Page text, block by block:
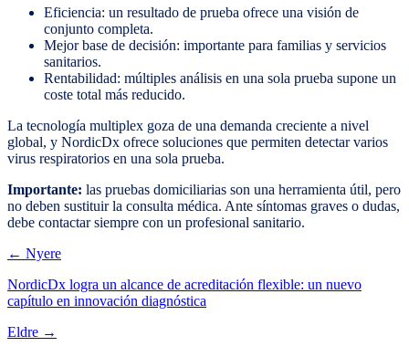
Eficiencia: un resultado de prueba ofrece una visión de
conjunto completa.
Mejor base de decisión: importante para familias y servicios
sanitarios.
Rentabilidad: múltiples análisis en una sola prueba supone un
coste total más reducido.
La tecnología multiplex goza de una demanda creciente a nivel
global, y NordicDx ofrece soluciones que permiten detectar varios
virus respiratorios en una sola prueba.
Importante: las pruebas domiciliarias son una herramienta útil, pero
no deben sustituir la consulta médica. Ante síntomas graves o dudas,
debe contactar siempre con un profesional sanitario.
← Nyere
NordicDx logra un alcance de acreditación flexible: un nuevo
capítulo en innovación diagnóstica
Eldre →